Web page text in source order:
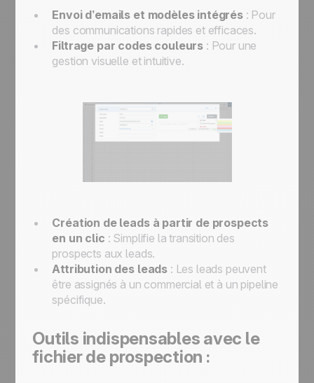
Envoi d’emails et modèles intégrés: Pour
des communications rapides et efficaces.
Filtrage par codes couleurs : Pour une
gestion visuelle et intuitive.
Création de leads à partir de prospects
en un clic : Simplifie la transition des
prospects aux leads.
Attribution des leads : Les leads peuvent
être assignés à un commercial et à un pipeline
spécifique.
Outils indispensables avec le
fichier de prospection :